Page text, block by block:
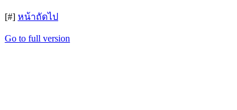
[#] หน้าถัดไป
Go to full version